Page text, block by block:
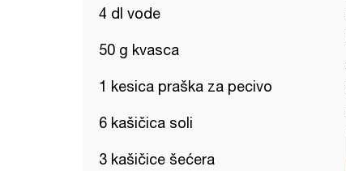
4 dl vode
50 g kvasca
1 kesica praška za pecivo
6 kašičica soli
3 kašičice šećera